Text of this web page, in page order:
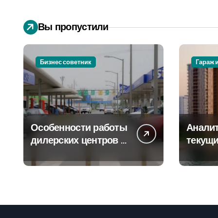
Вы пропустили
Бизнес советник
Особенности работы
дилерских центров и
на крупных
Гараж